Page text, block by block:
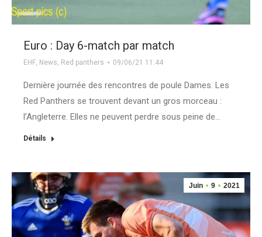
Euro : Day 6-match par match
EHF, News, Red panthers 09/06/21 11:44
Dernière journée des rencontres de poule Dames. Les
Red Panthers se trouvent devant un gros morceau :
l’Angleterre. Elles ne peuvent perdre sous peine de…
Détails
Juin 9 2021